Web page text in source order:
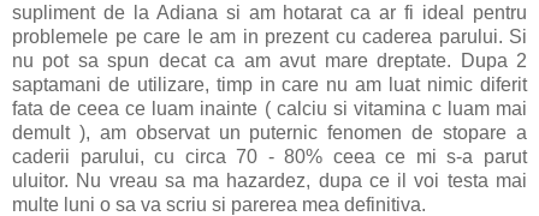
supliment de la Adiana si am hotarat ca ar fi ideal pentru
problemele pe care le am in prezent cu caderea parului. Si
nu pot sa spun decat ca am avut mare dreptate. Dupa 2
saptamani de utilizare, timp in care nu am luat nimic diferit
fata de ceea ce luam inainte ( calciu si vitamina c luam mai
demult ), am observat un puternic fenomen de stopare a
caderii parului, cu circa 70 - 80% ceea ce mi s-a parut
uluitor. Nu vreau sa ma hazardez, dupa ce il voi testa mai
multe luni o sa va scriu si parerea mea definitiva.